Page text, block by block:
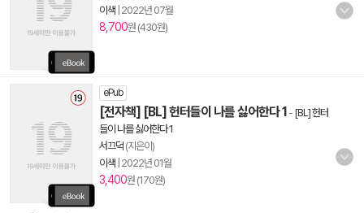
이색 2022년 07월
8,700원 (430원)
ePub
[전자책] [BL] 헌터들이 나를 싫어한다 1 - [BL] 헌터
들이 나를 싫어한다 1
서끄덕 (지은이)
이색 2022년 01월
3,400원 (170원)